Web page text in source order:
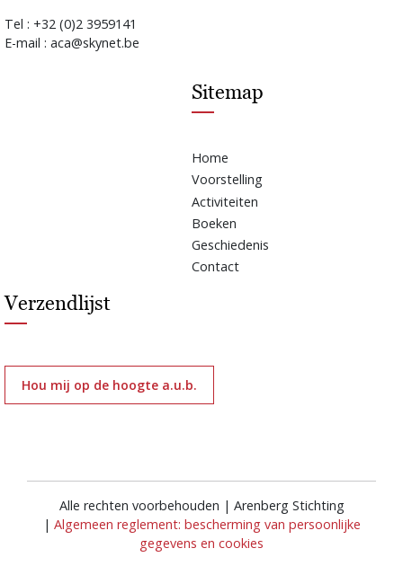
Tel : +32 (0)2 3959141
E-mail : aca@skynet.be
Sitemap
Home
Voorstelling
Activiteiten
Boeken
Geschiedenis
Contact
Verzendlijst
Hou mij op de hoogte a.u.b.
Alle rechten voorbehouden | Arenberg Stichting
| Algemeen reglement: bescherming van persoonlijke
gegevens en cookies